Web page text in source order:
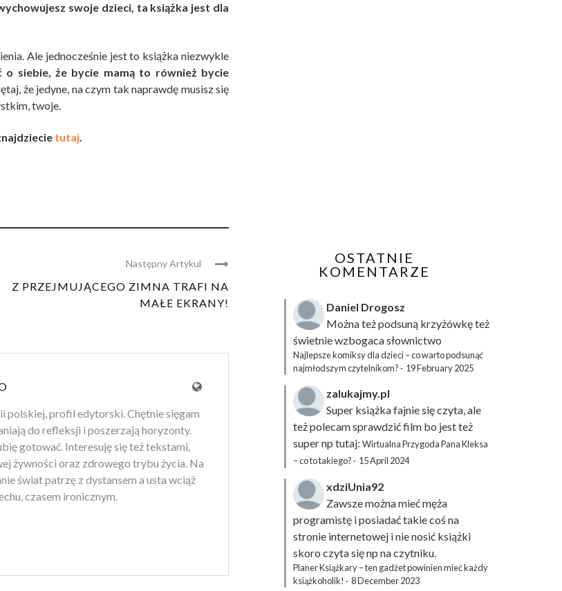
swoje dzieci, ta książka jest dla
Ale jednocześnie jest to książka niezwykle
o siebie, że bycie mamą to również bycie
że jedyne, na czym tak naprawdę musisz się
twoje.
tutaj.
Następny Artykul
Z PRZEJMUJĄCEGO ZIMNA TRAFI NA
MAŁE EKRANY!
polskiej, profil edytorski. Chętnie sięgam
do refleksji i poszerzają horyzonty.
gotować. Interesuję się też tekstami,
żywności oraz zdrowego trybu życia. Na
świat patrzę z dystansem a usta wciąż
czasem ironicznym.
OSTATNIE
KOMENTARZE
Daniel Drogosz
Można też podsuną krzyżówkęteż
świetnie wzbogaca słownictwo
Najlepsze komiksy dla dzieci – co warto podsunąć
najmłodszym czytelnikom? · 19 February 2025
zalukajmy.pl
Super książka fajnie się czyta, ale
też polecam sprawdzić film bo jest też
super np tutaj: Wirtualna Przygoda Pana Kleksa
– co to takiego? · 15 April 2024
xdziUnia92
Zawsze można mieć męża
programistę i posiadać takie coś na
stronie internetowej i nie nosić książki
skoro czyta się np na czytniku.
Planer Książkary – ten gadżet powinien mieć każdy
książkoholik! · 8 December 2023